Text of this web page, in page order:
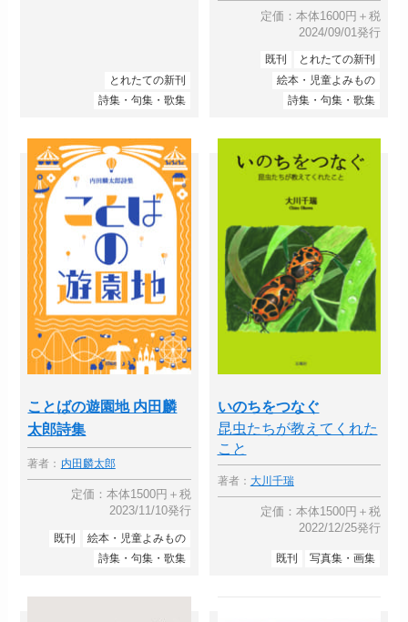
とれたての新刊
詩集・句集・歌集
定価：本体1600円＋税
2024/09/01発行
既刊
とれたての新刊
絵本・児童よみもの
詩集・句集・歌集
ことばの遊園地 内田麟
太郎詩集
著者： 内田麟太郎
定価：本体1500円＋税
2023/11/10発行
既刊
絵本・児童よみもの
詩集・句集・歌集
いのちをつなぐ
昆虫たちが教えてくれた
こと
著者： 大川千瑞
定価：本体1500円＋税
2022/12/25発行
既刊 写真集・画集